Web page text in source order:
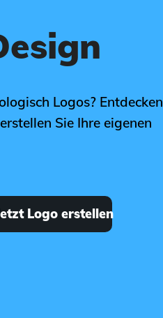
Logos? Entdecken
Sie Ihre eigenen
Logo erstellen